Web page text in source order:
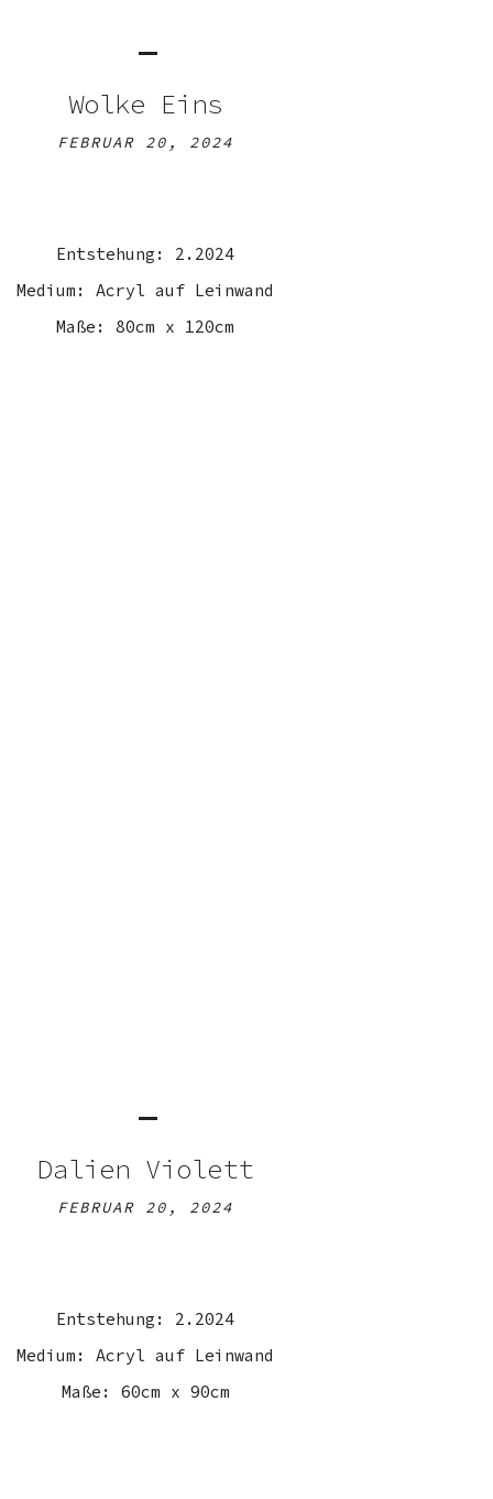
Wolke Eins
FEBRUAR 20, 2024
Entstehung: 2.2024
Medium: Acryl auf Leinwand
Maße: 80cm x 120cm
Dalien Violett
FEBRUAR 20, 2024
Entstehung: 2.2024
Medium: Acryl auf Leinwand
Maße: 60cm x 90cm